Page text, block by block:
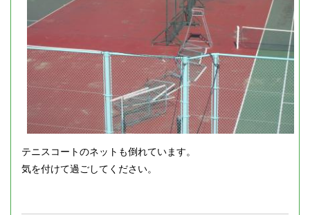
テニスコートのネットも倒れています。
気を付けて過ごしてください。